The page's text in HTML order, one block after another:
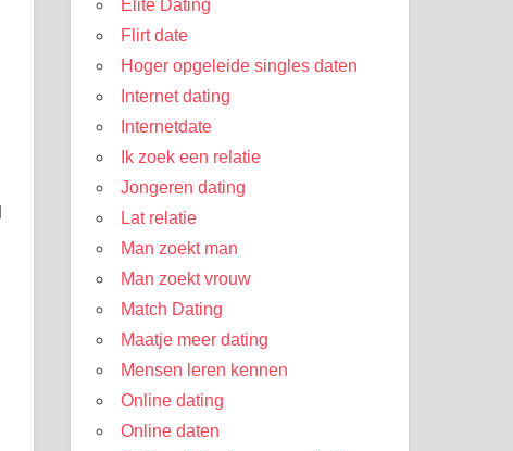
Elite Dating
Flirt date
Hoger opgeleide singles daten
Internet dating
Internetdate
Ik zoek een relatie
Jongeren dating
Lat relatie
Man zoekt man
Man zoekt vrouw
Match Dating
Maatje meer dating
Mensen leren kennen
Online dating
Online daten